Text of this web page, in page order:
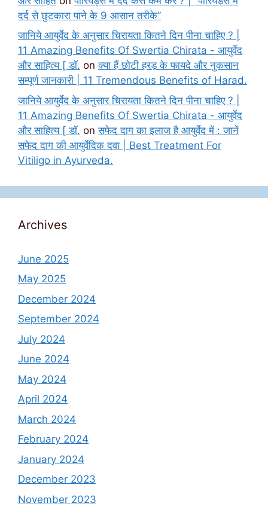
दर्द से छुटकारा पाने के 9 आसान तरीके”
जानिये आयुर्वेद के अनुसार चिरायता कितने दिन पीना चाहिए ? |
11 Amazing Benefits Of Swertia Chirata - आयुर्वेद
और साहित्य [ डॉ. onक्या हैं छोटी हरड़ के फायदे और नुकसान
सम्पूर्ण जानकारी | 11 Tremendous Benefits of Harad.
जानिये आयुर्वेद के अनुसार चिरायता कितने दिन पीना चाहिए ? |
11 Amazing Benefits Of Swertia Chirata - आयुर्वेद
और साहित्य [ डॉ. onसफेद दाग का इलाज है आयुर्वेद में : जानें
सफेद दाग की आयुर्वेदिक दवा | Best Treatment For
Vitiligo in Ayurveda.
Archives
June 2025
May 2025
December 2024
September 2024
July 2024
June 2024
May 2024
April 2024
March 2024
February 2024
January 2024
December 2023
November 2023